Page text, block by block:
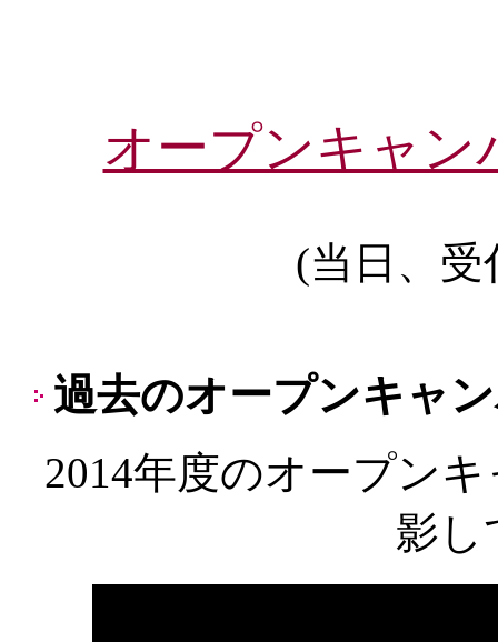
オープンキャン
(当日、
過去のオープンキャ
2014年度のオープン
影し